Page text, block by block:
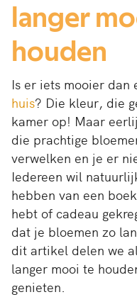
langer
houden
Is er iets mooier
huis? Die kleur, die
kamer op! Maar
die prachtige
verwelken en je er
Iedereen wil
hebben van een
hebt of cadeau
dat je bloemen zo
dit artikel delen we
langer mooi te
genieten.